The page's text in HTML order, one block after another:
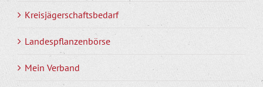
Kreisjägerschaftsbedarf
Landespflanzenbörse
Mein Verband